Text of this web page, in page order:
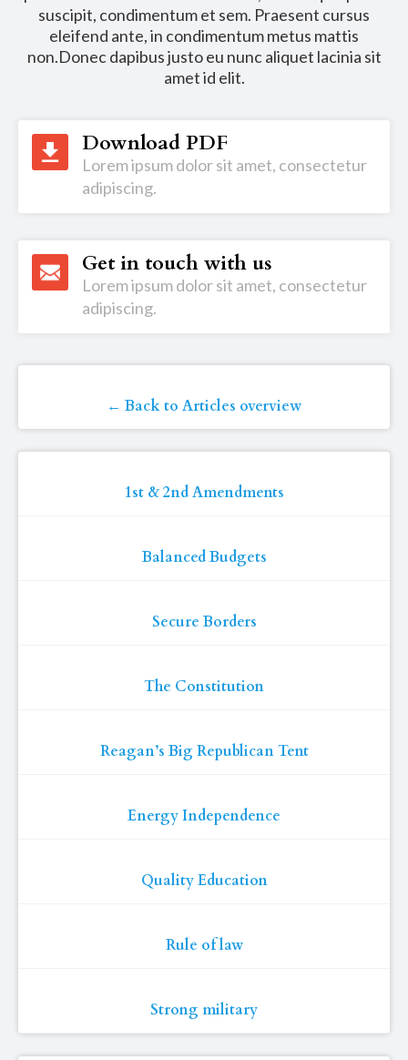
suscipit, condimentum et sem. Praesent cursus
eleifend ante, in condimentum metus mattis
non.Donec dapibus justo eu nunc aliquet lacinia sit
amet id elit.
Download PDF
Lorem ipsum dolor sit amet, consectetur
adipiscing.
Get in touch with us
Lorem ipsum dolor sit amet, consectetur
adipiscing.
← Back to Articles overview
1st & 2nd Amendments
Balanced Budgets
Secure Borders
The Constitution
Reagan’s Big Republican Tent
Energy Independence
Quality Education
Rule of law
Strong military